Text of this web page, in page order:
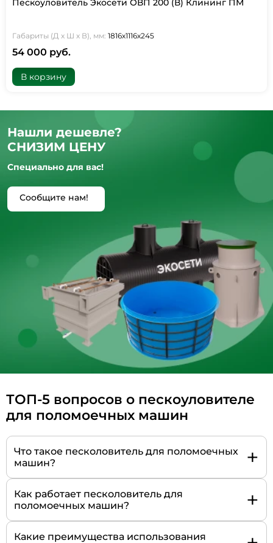
Пескоуловитель Экосети ОВП 200 (В) Клининг ПМ
Габариты (Д х Ш х В), мм: 1816х1116х245
54 000 руб.
В корзину
Нашли дешевле?
СНИЗИМ ЦЕНУ
Специально для вас!
Сообщите нам!
ТОП-5 вопросов о пескоуловителе
для поломоечных машин
Что такое песколовитель для поломоечных
машин?
+
Как работает песколовитель для
поломоечных машин?
+
Какие преимущества использования